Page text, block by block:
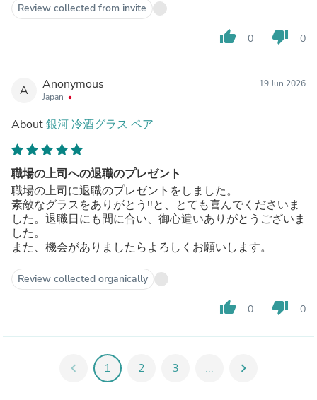
Review collected from invite
thumb_up 0 thumb_down 0
A Anonymous
Japan
19 Jun 2026
About銀河 冷酒グラス ペア
職場の上司への退職のプレゼント
職場の上司に退職のプレゼントをしました。
素敵なグラスをありがとう!!と、とても喜んでくださいま
した。退職日にも間に合い、御心遣いありがとうございま
した。
また、機会がありましたらよろしくお願いします。
Review collected organically
thumb_up 0 thumb_down 0
chevron_left 1 2 3 ... chevron_right